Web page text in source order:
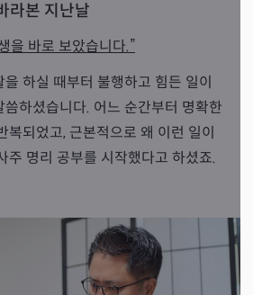
라본 지난날
을 바로 보았습니다.”
하실 때부터 불행하고 힘든 일이
하셨습니다. 어느 순간부터 명확한
복되었고, 근본적으로 왜 이런 일이
주 명리 공부를 시작했다고 하셨죠.